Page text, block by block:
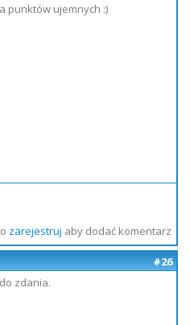
punktów ujemnych :)
zarejestruj aby dodać komentarz
#26
zdania.